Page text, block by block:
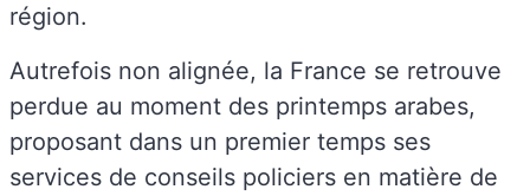
région.
Autrefois non alignée, la France se retrouve
perdue au moment des printemps arabes,
proposant dans un premier temps ses
services de conseils policiers en matière de